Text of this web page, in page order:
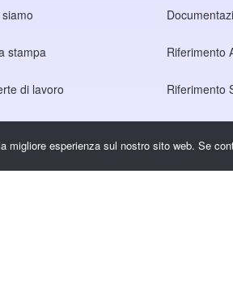
stampa
di lavoro
di servizio
Riferimento
Riferimento
migliore esperienza sul nostro sito web. Se